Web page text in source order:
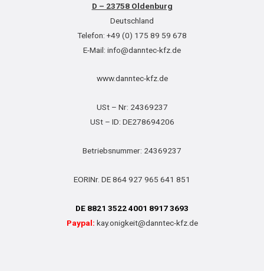
D – 23758 Oldenburg
Deutschland
Telefon: +49 (0) 175 89 59 678
E-Mail: info@danntec-kfz.de
www.danntec-kfz.de
USt – Nr: 24369237
USt – ID: DE278694206
Betriebsnummer: 24369237
EORINr. DE 864 927 965 641 851
DE 8821 3522 4001 8917 3693
Paypal: kay.onigkeit@danntec-kfz.de